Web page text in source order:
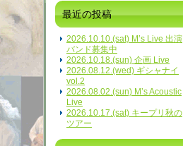
最近の投稿
2026.10.10.(sat) M’s Live 出演
バンド募集中
2026.10.18.(sun) 企画 Live
2026.08.12.(wed) ギシャナイ
vol.2
2026.08.02.(sun) M’s Acoustic
Live
2026.10.17.(sat) キープリ秋の
ツアー